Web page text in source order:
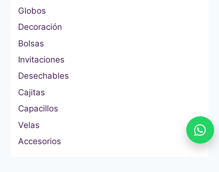
Globos
Decoración
Bolsas
Invitaciones
Desechables
Cajitas
Capacillos
Velas
Accesorios